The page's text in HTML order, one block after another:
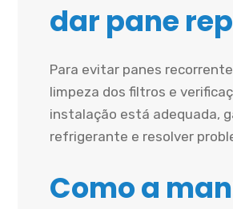
dar pane
Para evitar panes
limpeza dos filtros e
instalação está adequada,
refrigerante e resolver
Como a